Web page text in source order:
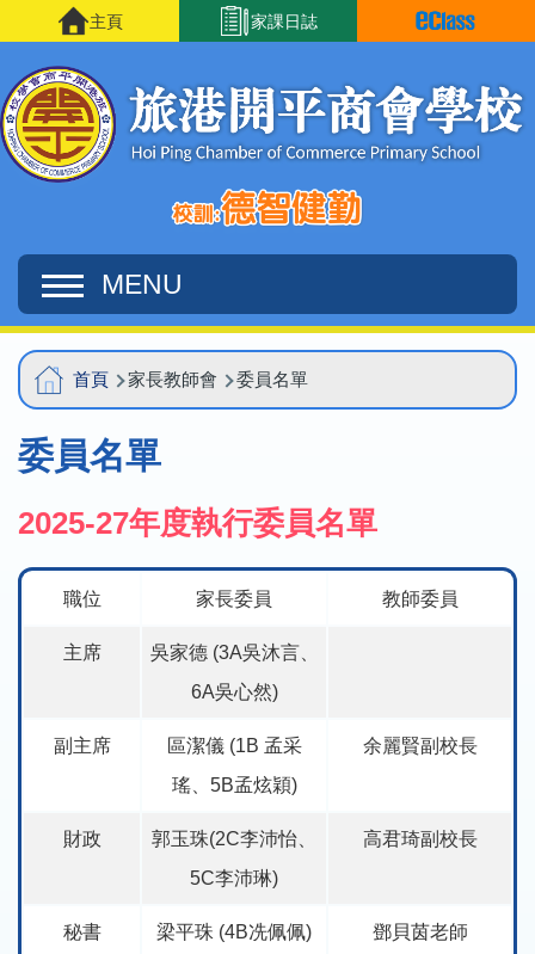
移至主內容 家課日誌
主頁
MENU
Main
navigation
導
航
連
首頁 家長教師會 委員名單
委員名單
2025-27年度執行委員名單
職位 家長委員 教師委員
主席
吳家德 (3A吳沐言、
6A吳心然)
副主席
區潔儀 (1B 孟采
瑤、5B孟炫穎)
余麗賢副校長
財政
郭玉珠(2C李沛怡、
5C李沛琳)
高君琦副校長
秘書 梁平珠 (4B冼佩佩) 鄧貝茵老師